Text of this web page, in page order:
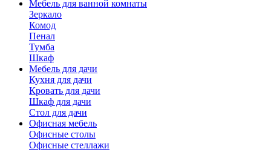
Мебель для ванной комнаты
Зеркало
Комод
Пенал
Тумба
Шкаф
Мебель для дачи
Кухня для дачи
Кровать для дачи
Шкаф для дачи
Стол для дачи
Офисная мебель
Офисные столы
Офисные стеллажи